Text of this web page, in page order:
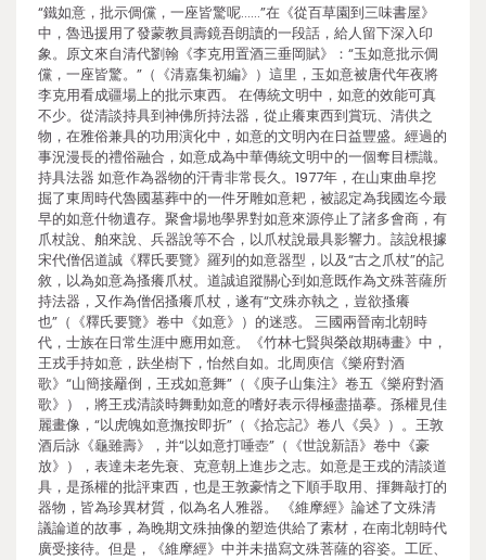
“鐵如意，批示倜儻，一座皆驚呢……”在《從百草園到三味書屋》
中，魯迅援用了發蒙教員壽鏡吾朗讀的一段話，給人留下深入印
象。原文來自清代劉翰《李克用置酒三垂岡賦》：“玉如意批示倜
儻，一座皆驚。”（《清嘉集初編》）這里，玉如意被唐代年夜將
李克用看成疆場上的批示東西。 在傳統文明中，如意的效能可真
不少。從清談持具到神佛所持法器，從止癢東西到賞玩、清供之
物，在雅俗兼具的功用演化中，如意的文明內在日益豐盛。經過的
事況漫長的禮俗融合，如意成為中華傳統文明中的一個奪目標識。
持具法器 如意作為器物的汗青非常長久。1977年，在山東曲阜挖
掘了東周時代魯國墓葬中的一件牙雕如意耙，被認定為我國迄今最
早的如意什物遺存。聚會場地學界對如意來源停止了諸多會商，有
爪杖說、舶來說、兵器說等不合，以爪杖說最具影響力。該說根據
宋代僧侶道誠《釋氏要覽》羅列的如意器型，以及“古之爪杖”的記
敘，以為如意為搔癢爪杖。道誠追蹤關心到如意既作為文殊菩薩所
持法器，又作為僧侶搔癢爪杖，遂有“文殊亦執之，豈欲搔癢
也”（《釋氏要覽》卷中《如意》）的迷惑。 三國兩晉南北朝時
代，士族在日常生涯中應用如意。《竹林七賢與榮啟期磚畫》中，
王戎手持如意，趺坐樹下，怡然自如。北周庾信《樂府對酒
歌》“山簡接䍦倒，王戎如意舞”（《庾子山集注》卷五《樂府對酒
歌》），將王戎清談時舞動如意的嗜好表示得極盡描摹。孫權見佳
麗畫像，“以虎魄如意撫按即折”（《拾忘記》卷八《吳》）。王敦
酒后詠《龜雖壽》，并“以如意打唾壺”（《世說新語》卷中《豪
放》），表達未老先衰、克意朝上進步之志。如意是王戎的清談道
具，是孫權的批評東西，也是王敦豪情之下順手取用、揮舞敲打的
器物，皆為珍異材質，似為名人雅器。 《維摩經》論述了文殊清
議論道的故事，為晚期文殊抽像的塑造供給了素材，在南北朝時代
廣受接待。但是，《維摩經》中并未描寫文殊菩薩的容姿。工匠、